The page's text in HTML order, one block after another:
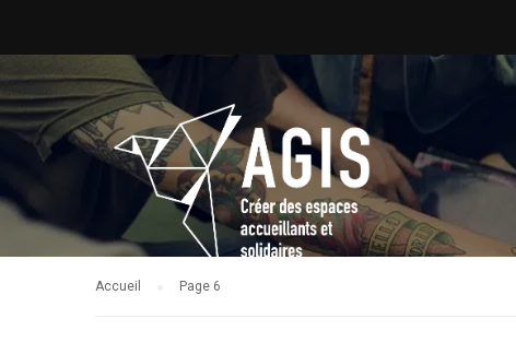
Accueil Page 6